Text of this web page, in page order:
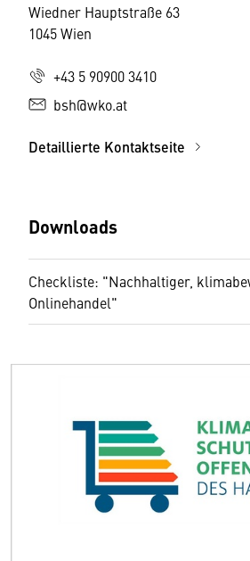
Wiedner Hauptstraße 63
1045 Wien
+43 5 90900 3410
bsh@wko.at
Detaillierte Kontaktseite
Downloads
Checkliste: "Nachhaltiger,
Onlinehandel"